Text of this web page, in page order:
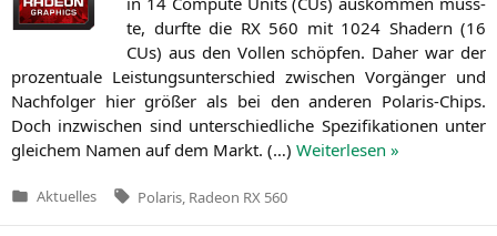
te, durf­te die RX560 mit 1024 Shadern (16
CUs) aus den Vol­len schöp­fen. Daher war der
pro­zen­tua­le Leis­tungs­un­ter­schied zwi­schen Vor­gän­ger und
Nach­fol­ger hier grö­ßer als bei den ande­ren Pola­ris-Chips.
Doch inzwi­schen sind unter­schied­li­che Spe­zi­fi­ka­tio­nen unter
glei­chem Namen auf dem Markt. (…) Wei­ter­le­sen »
Veröffentlicht
Aktuelles Tags:
Polaris Radeon RX 560